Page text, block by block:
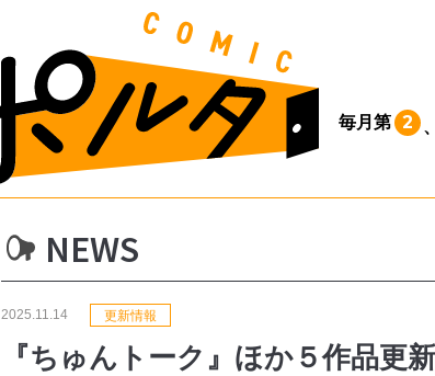
毎月第 2 、
NEWS
2025.11.14 更新情報
『ちゅんトーク』ほか５作品更新